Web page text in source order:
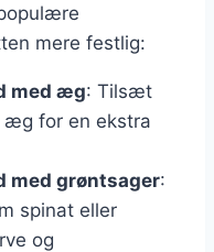
mere festlig:
med æg: Tilsæt
æg for en ekstra
med grøntsager:
spinat eller
og